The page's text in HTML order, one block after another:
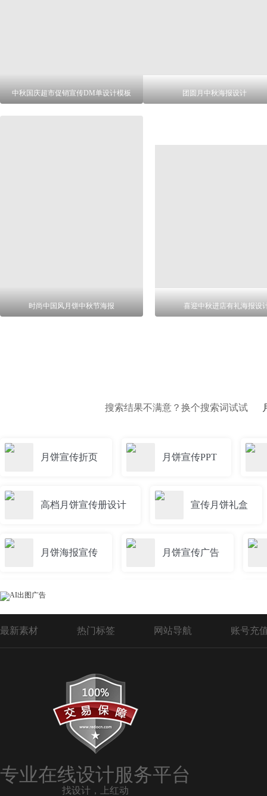
中秋国庆超市促销宣传DM单设计模板 团圆月中秋海报设计
时尚中国风月饼中秋节海报 喜迎中秋进店有礼海报设
搜索结果不满意？换个搜索词试试
月饼宣传折页 月饼宣传PPT
高档月饼宣传册设计 宣传月饼礼盒
月饼海报宣传 月饼宣传广告
精美月饼宣传
中国风月饼宣传 蛋黄月饼宣传
月饼宣传系列
月饼宣传背景
最新素材 热门标签 网站导航 账号充
专业在线设计服务平台
找设计，上红动